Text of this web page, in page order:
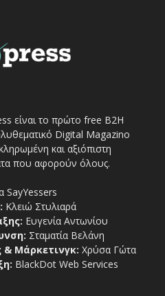
είναι το πρώτο free Β2Η
Digital Magazino
και αξιόπιστη
που αφορούν όλους.
SayYessers
Κλειώ Στυλιαρά
Ευγενία Αντωνίου
Σταματία Βελάνη
& Μάρκετινγκ: Χρύσα Γώτα
BlackDot Web Services